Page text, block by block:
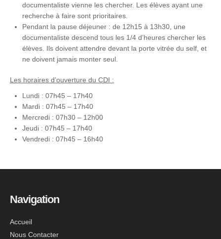
documentaliste vienne les chercher. Les élèves ayant une
recherche à faire sont prioritaires.
Pendant la pause déjeuner : de 12h15 à 13h30, une
documentaliste descend tous les 1/4 d’heures chercher les
élèves. Ils doivent attendre devant la porte vitrée du self, et
ne doivent jamais monter seul.
Les horaires d’ouverture du CDI :
Lundi : 07h45 – 17h40
Mardi : 07h45 – 17h40
Mercredi : 07h30 – 12h00
Jeudi : 07h45 – 17h40
Vendredi : 07h45 – 16h40
Navigation
Accueil
Nous Contacter